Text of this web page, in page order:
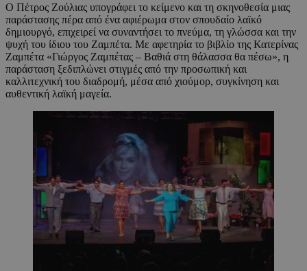
Ο Πέτρος Ζούλιας υπογράφει το κείμενο και τη σκηνοθεσία μιας
παράστασης πέρα από ένα αφιέρωμα στον σπουδαίο λαϊκό
δημιουργό, επιχειρεί να συναντήσει το πνεύμα, τη γλώσσα και την
ψυχή του ίδιου του Ζαμπέτα. Με αφετηρία το βιβλίο της Κατερίνας
Ζαμπέτα «Γιώργος Ζαμπέτας – Βαθιά στη θάλασσα θα πέσω», η
παράσταση ξεδιπλώνει στιγμές από την προσωπική και
καλλιτεχνική του διαδρομή, μέσα από χιούμορ, συγκίνηση και
αυθεντική λαϊκή μαγεία.